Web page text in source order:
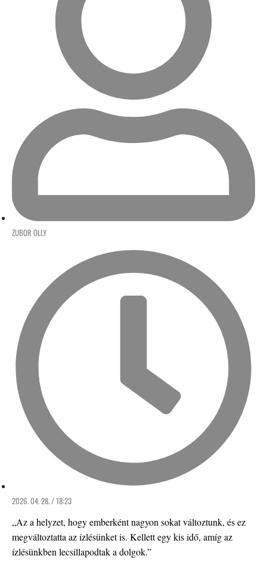
ZUBOR OLLY
2026. 04. 28. / 18:23
„Az a helyzet, hogy emberként nagyon sokat változtunk, és ez
megváltoztatta az ízlésünket is. Kellett egy kis idő, amíg az
ízlésünkben lecsillapodtak a dolgok.”